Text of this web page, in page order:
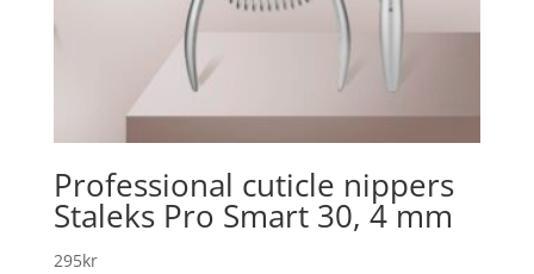
Professional cuticle nippers
Staleks Pro Smart 30, 4 mm
295kr